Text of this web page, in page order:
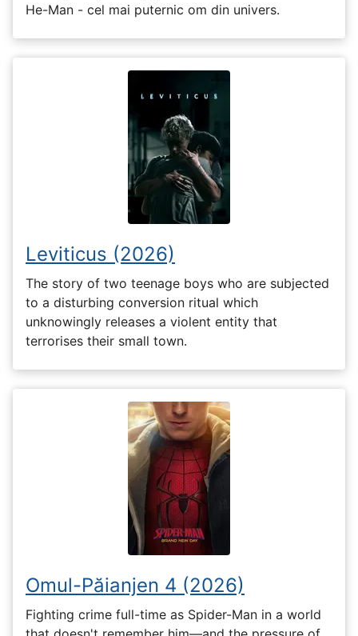
He-Man - cel mai puternic om din univers.
Leviticus (2026)
The story of two teenage boys who are subjected
to a disturbing conversion ritual which
unknowingly releases a violent entity that
terrorises their small town.
Omul-Păianjen 4 (2026)
Fighting crime full-time as Spider-Man in a world